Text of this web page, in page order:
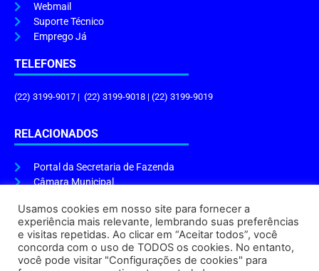
Webmail
Suporte Técnico
Emprego Já
TELEFONES
(22) 3199-9017 | (22) 3199-9018 | (22) 3199-9019
RELACIONADOS
Portal da Secretaria de Fazenda
Câmara Municipal
ENDEREÇO E HORÁRIO
Endereço:Praça Tiradentes, s/n – Centro, Cabo Frio – RJ, 28906-290
Usamos cookies em nosso site para fornecer a
experiência mais relevante, lembrando suas preferências
e visitas repetidas. Ao clicar em “Aceitar todos”, você
concorda com o uso de TODOS os cookies. No entanto,
você pode visitar "Configurações de cookies" para